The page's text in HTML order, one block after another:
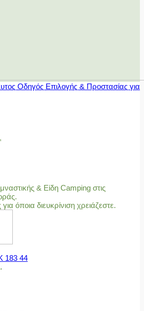
Οδηγός Επιλογής & Προστασίας για
& Είδη Camping στις
όποια διευκρίνιση χρειάζεστε.
183 44